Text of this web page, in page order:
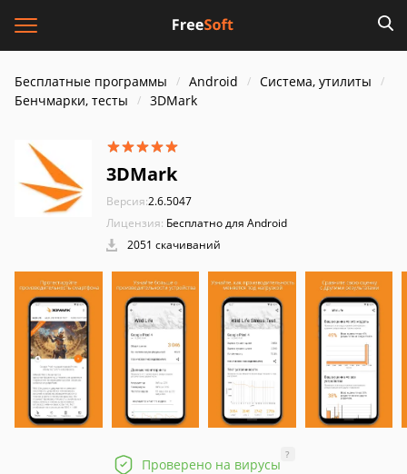
Бесплатные программы Android
Система, утилиты
Бенчмарки, тесты
3DMark
3DMark
Версия:2.6.5047
Лицензия: Бесплатно для Android
2051 скачиваний
Проверено на вирусы
?